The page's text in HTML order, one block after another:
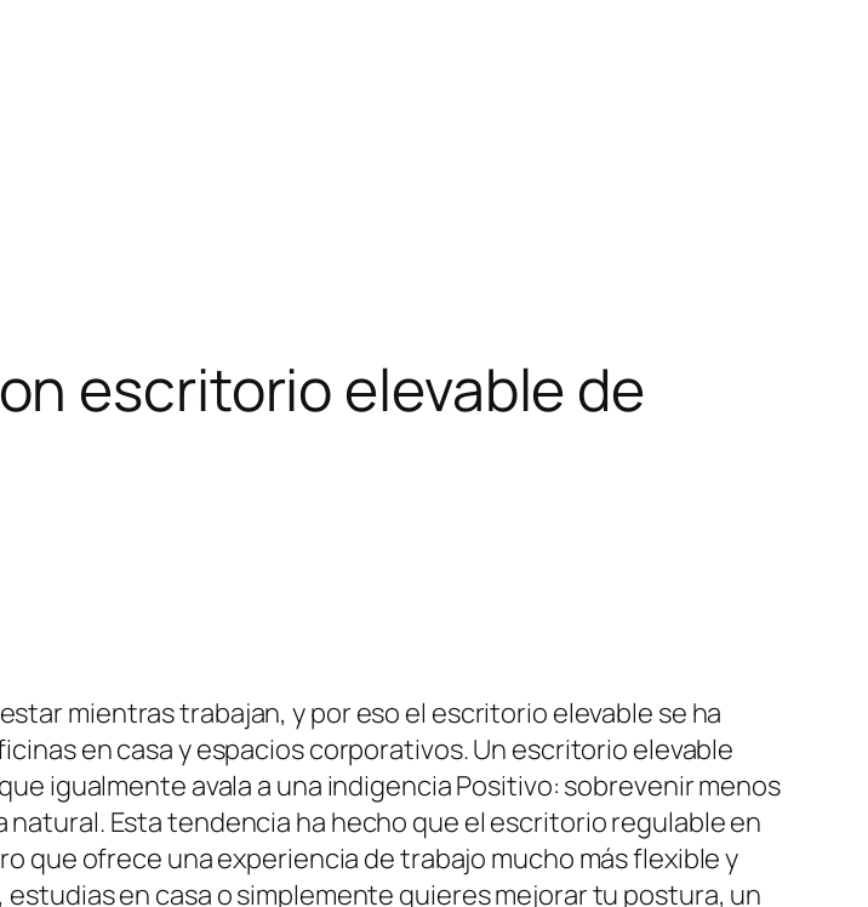
escritorio elevable de
mientras trabajan, y por eso el escritorio elevable se ha
en casa y espacios corporativos. Un escritorio elevable
igualmente avala a una indigencia Positivo: sobrevenir menos
Esta tendencia ha hecho que el escritorio regulable en
que ofrece una experiencia de trabajo mucho más flexible y
en casa o simplemente quieres mejorar tu postura, un